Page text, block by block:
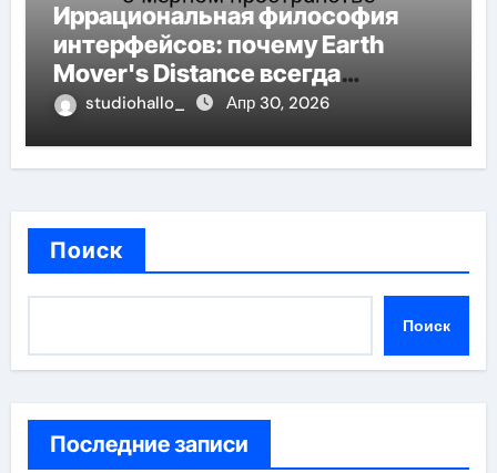
Иррациональная философия
интерфейсов: почему Earth
Mover's Distance всегда
хаотизируется в 3-мерном
studiohallo_ Апр 30, 2026
Поиск
Поиск
Последние записи